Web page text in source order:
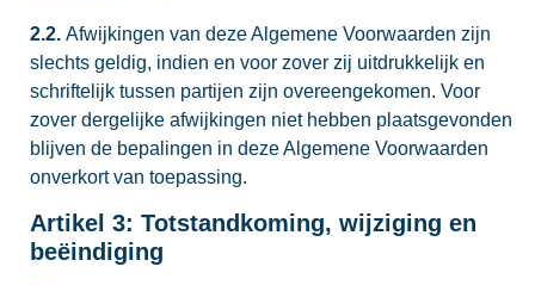
2.2. Afwijkingen van deze Algemene Voorwaarden zijn
slechts geldig, indien en voor zover zij uitdrukkelijk en
schriftelijk tussen partijen zijn overeengekomen. Voor
zover dergelijke afwijkingen niet hebben plaatsgevonden
blijven de bepalingen in deze Algemene Voorwaarden
onverkort van toepassing.
Artikel 3: Totstandkoming, wijziging en
beëindiging